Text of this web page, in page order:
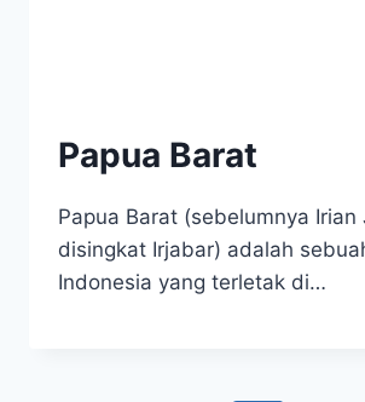
Papua Barat
Papua Barat (sebelumnya Irian
disingkat Irjabar) adalah
Indonesia yang terletak di…